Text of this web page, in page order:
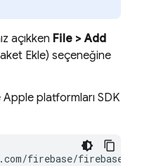
açıkken File > Add
Ekle) seçeneğine
platformları SDK
firebase/firebase-